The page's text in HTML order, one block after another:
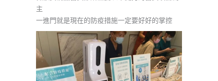
主
一進門就是現在的防疫措施一定要好好的掌控